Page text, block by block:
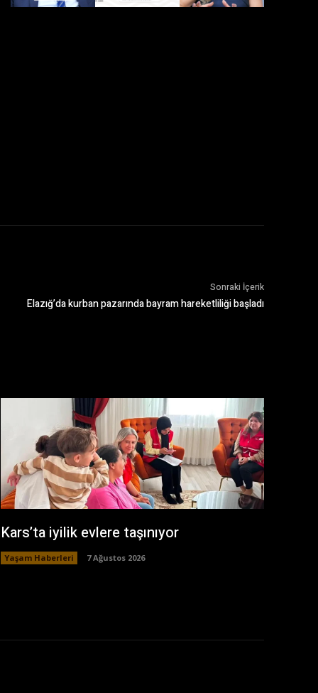
Sonraki İçerik
Elazığ’da kurban pazarında bayram hareketliliği başladı
Kars’ta iyilik evlere taşınıyor
Yaşam Haberleri 7 Ağustos 2026